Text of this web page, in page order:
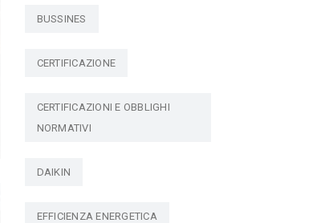
BUSSINES
CERTIFICAZIONE
CERTIFICAZIONI E OBBLIGHI
NORMATIVI
DAIKIN
EFFICIENZA ENERGETICA